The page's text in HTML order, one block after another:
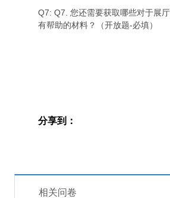
Q7: Q7. 您还需要获取哪些对于展
有帮助的材料？（开放题-必填）
分享到：
相关问卷